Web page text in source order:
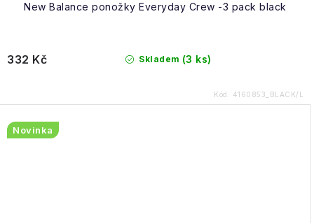
New Balance ponožky Everyday Crew -3 pack black
Skladem (3 ks)
332 Kč
Kód: 4160853_BLACK/L
Novinka